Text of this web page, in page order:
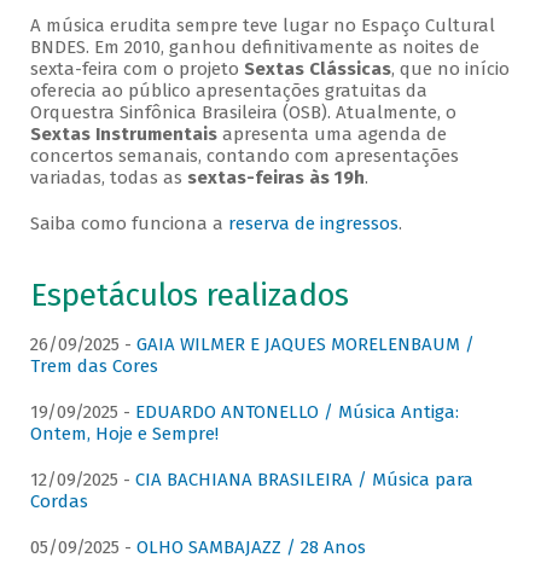
A música erudita sempre teve lugar no Espaço Cultural
BNDES. Em 2010, ganhou definitivamente as noites de
sexta-feira com o projeto Sextas Clássicas, que no início
oferecia ao público apresentações gratuitas da
Orquestra Sinfônica Brasileira (OSB). Atualmente, o
Sextas Instrumentaisapresenta uma agenda de
concertos semanais, contando com apresentações
variadas, todas as sextas-feiras às 19h.
Saiba como funciona a reserva de ingressos.
Espetáculos realizados
26/09/2025 - GAIA WILMER E JAQUES MORELENBAUM /
Trem das Cores
19/09/2025 - EDUARDO ANTONELLO / Música Antiga:
Ontem, Hoje e Sempre!
12/09/2025 - CIA BACHIANA BRASILEIRA / Música para
Cordas
05/09/2025 - OLHO SAMBAJAZZ / 28 Anos